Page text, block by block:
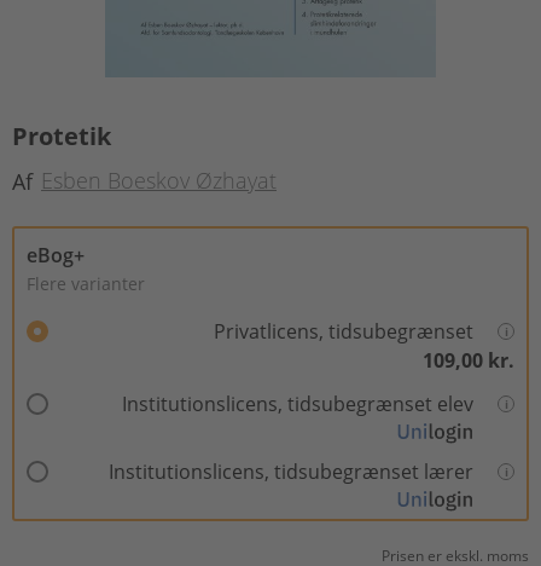
Protetik
Af Esben Boeskov Øzhayat
eBog+
Flere varianter
Privatlicens, tidsubegrænset
109,00 kr.
Institutionslicens, tidsubegrænset elev
Institutionslicens, tidsubegrænset lærer
Prisen er ekskl. moms